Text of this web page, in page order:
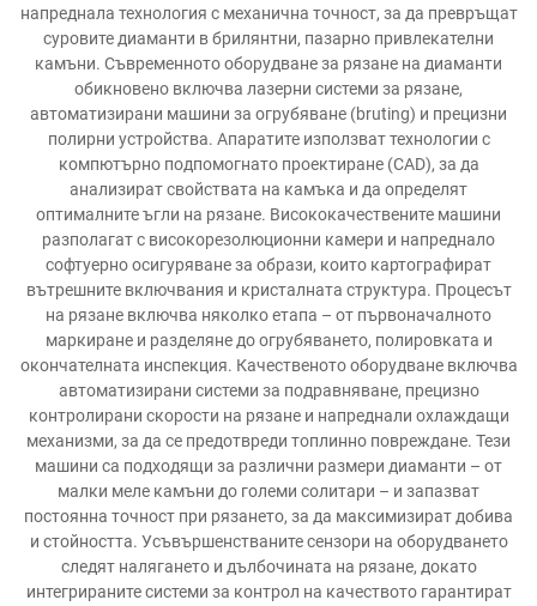
напреднала технология с механична точност, за да превръщат
суровите диаманти в брилянтни, пазарно привлекателни
камъни. Съвременното оборудване за рязане на диаманти
обикновено включва лазерни системи за рязане,
автоматизирани машини за огрубяване (bruting) и прецизни
полирни устройства. Апаратите използват технологии с
компютърно подпомогнато проектиране (CAD), за да
анализират свойствата на камъка и да определят
оптималните ъгли на рязане. Висококачествените машини
разполагат с високорезолюционни камери и напреднало
софтуерно осигуряване за образи, които картографират
вътрешните включвания и кристалната структура. Процесът
на рязане включва няколко етапа – от първоначалното
маркиране и разделяне до огрубяването, полировката и
окончателната инспекция. Качественото оборудване включва
автоматизирани системи за подравняване, прецизно
контролирани скорости на рязане и напреднали охлаждащи
механизми, за да се предотвреди топлинно повреждане. Тези
машини са подходящи за различни размери диаманти – от
малки меле камъни до големи солитари – и запазват
постоянна точност при рязането, за да максимизират добива
и стойността. Усъвършенстваните сензори на оборудването
следят налягането и дълбочината на рязане, докато
интегрираните системи за контрол на качеството гарантират